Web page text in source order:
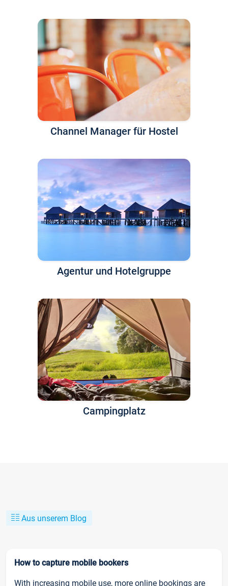
Channel Manager für Hostel
Agentur und Hotelgruppe
Campingplatz
Aus unserem Blog
How to capture mobile bookers
With increasing mobile use, more online bookings are